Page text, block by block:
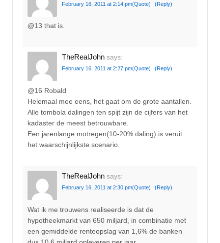
February 16, 2011 at 2:14 pm(Quote) (Reply)
@13 that is.
TheRealJohn says:
February 16, 2011 at 2:27 pm(Quote) (Reply)
@16 Robald
Helemaal mee eens, het gaat om de grote aantallen.
Alle tombola dalingen ten spijt zijn de cijfers van het
kadaster de meest betrouwbare.
Een jarenlange motregen(10-20% daling) is veruit
het waarschijnlijkste scenario.
TheRealJohn says:
February 16, 2011 at 2:30 pm(Quote) (Reply)
Wat ik me trouwens realiseerde is dat de
hypotheekmarkt van 650 miljard, in combinatie met
een gemiddelde renteopslag van 1,6% de banken